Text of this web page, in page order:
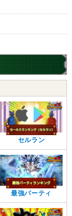
セルラン
最強パーティ